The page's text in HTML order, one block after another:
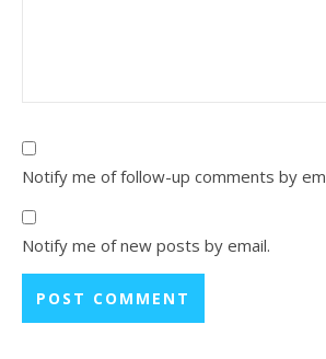
Notify me of follow-up comments by
Notify me of new posts by email.